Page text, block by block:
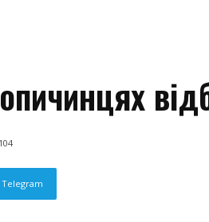
104
Telegram